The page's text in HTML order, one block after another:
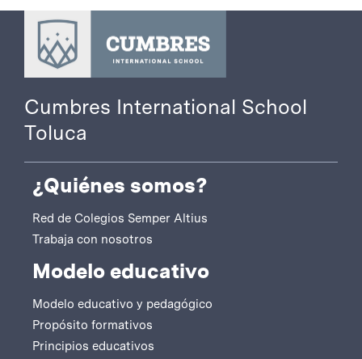
Cumbres International School
Toluca
¿Quiénes somos?
Red de Colegios Semper Altius
Trabaja con nosotros
Modelo educativo
Modelo educativo y pedagógico
Propósito formativos
Principios educativos